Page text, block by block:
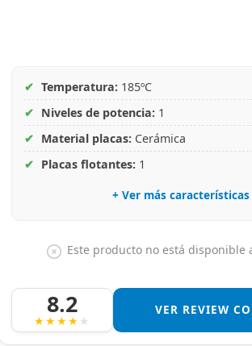
✔ Temperatura: 185ºC
✔ Niveles de potencia: 1
✔ Material placas: Cerámica
✔ Placas flotantes: 1
+ Ver más características
Este producto no está disponible
8.2 VER REVIEW